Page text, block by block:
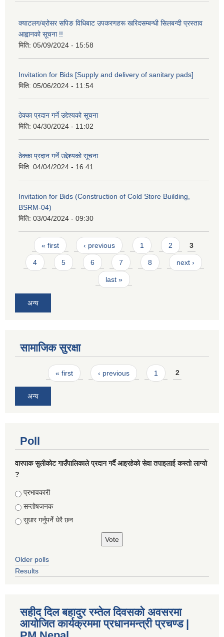
क्याटलग/ब्रोसर सपिङ विधिबाट उपकरणहरू खरिदसम्बन्धी सिलबन्दी प्रस्ताव
आह्वानको सूचना !!
मिति: 05/09/2024 - 15:58
Invitation for Bids [Supply and delivery of sanitary pads]
मिति: 05/06/2024 - 11:54
ठेक्का प्रदान गर्ने उद्देश्यको सूचना
मिति: 04/30/2024 - 11:02
ठेक्का प्रदान गर्ने उद्देश्यको सूचना
मिति: 04/04/2024 - 16:41
Invitation for Bids (Construction of Cold Store Building,
BSRM-04)
मिति: 03/04/2024 - 09:30
Pages
« first ‹ previous 1 2 3
4 5 6 7 8 next ›
last »
अन्य
सामाजिक सुरक्षा
Pages« first ‹ previous 1 2
अन्य
Poll
वारपाक सुलीकोट गाउँपालिकाले प्रदान गर्दै आइरहेको सेवा तपाइलाई कस्तो लाग्यो
?
Choices
प्रभावकारी
सन्तोषजनक
सुधार गर्नुपर्ने धेरै छन
Older polls
Results
सहीद दिल बहादुर रम्तेल दिवसको अवसरमा
आयोजित कार्यक्रममा प्रधानमन्त्री प्रचण्ड |